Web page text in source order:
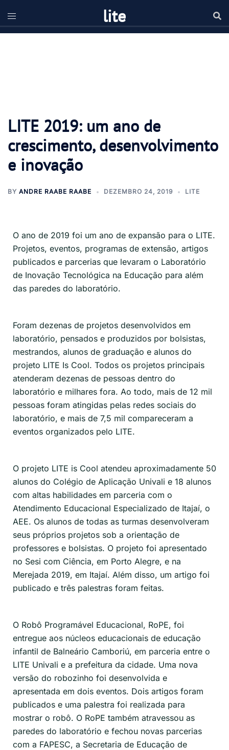
lite
LITE 2019: um ano de
crescimento, desenvolvimento
e inovação
BY ANDRE RAABE RAABE DEZEMBRO 24, 2019 LITE
O ano de 2019 foi um ano de expansão para o LITE.
Projetos, eventos, programas de extensão, artigos
publicados e parcerias que levaram o Laboratório
de Inovação Tecnológica na Educação para além
das paredes do laboratório.
Foram dezenas de projetos desenvolvidos em
laboratório, pensados e produzidos por bolsistas,
mestrandos, alunos de graduação e alunos do
projeto LITE Is Cool. Todos os projetos principais
atenderam dezenas de pessoas dentro do
laboratório e milhares fora. Ao todo, mais de 12 mil
pessoas foram atingidas pelas redes sociais do
laboratório, e mais de 7,5 mil compareceram a
eventos organizados pelo LITE.
O projeto LITE is Cool atendeu aproximadamente 50
alunos do Colégio de Aplicação Univali e 18 alunos
com altas habilidades em parceria com o
Atendimento Educacional Especializado de Itajaí, o
AEE. Os alunos de todas as turmas desenvolveram
seus próprios projetos sob a orientação de
professores e bolsistas. O projeto foi apresentado
no Sesi com Ciência, em Porto Alegre, e na
Merejada 2019, em Itajaí. Além disso, um artigo foi
publicado e três palestras foram feitas.
O Robô Programável Educacional, RoPE, foi
entregue aos núcleos educacionais de educação
infantil de Balneário Camboriú, em parceria entre o
LITE Univali e a prefeitura da cidade. Uma nova
versão do robozinho foi desenvolvida e
apresentada em dois eventos. Dois artigos foram
publicados e uma palestra foi realizada para
mostrar o robô. O RoPE também atravessou as
paredes do laboratório e fechou novas parcerias
com a FAPESC, a Secretaria de Educação de